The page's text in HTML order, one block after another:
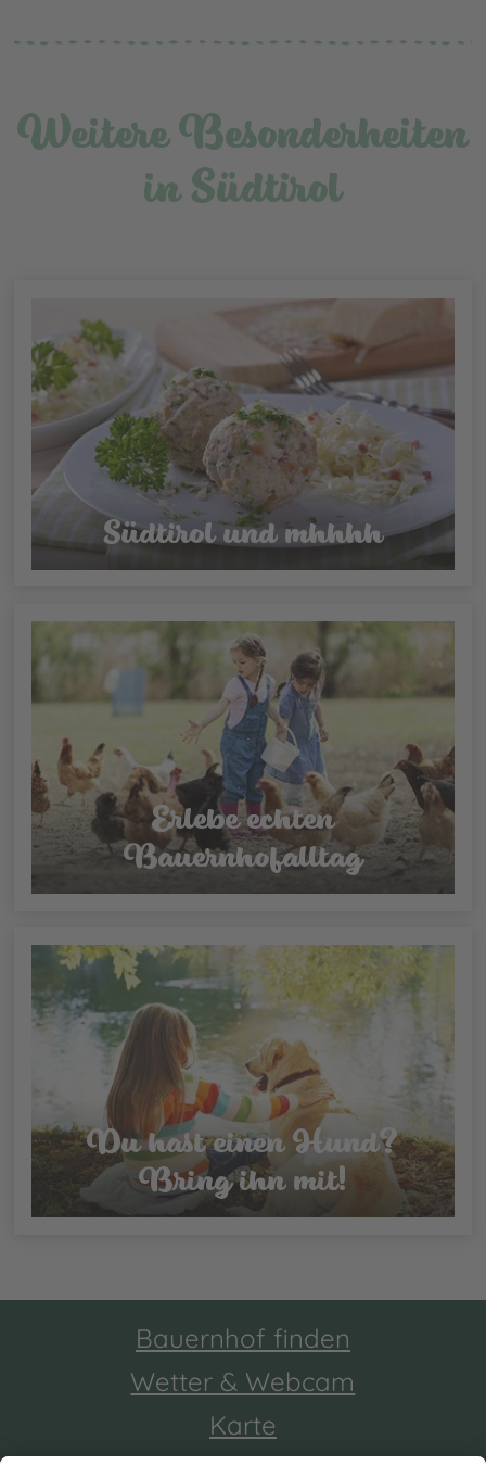
Weitere Besonderheiten
in Südtirol
Südtirol und mhhhh
Erlebe echten
Bauernhofalltag
Du hast einen Hund?
Bring ihn mit!
Bauernhof finden
Wetter & Webcam
Karte